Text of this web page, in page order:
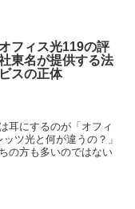
フィス光119の評
東名が提供する法
スの正体
耳にするのが「オフィ
ツ光と何が違うの？」
の方も多いのではない